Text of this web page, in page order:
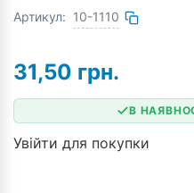
Артикул: 10-1110
31,50 грн.
В
Увійти для покупки